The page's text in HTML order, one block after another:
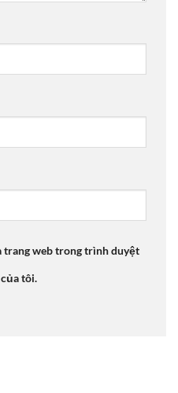
trang web trong trình duyệt
tôi.